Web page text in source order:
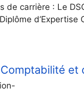
carrière : Le
d’Expertise
et